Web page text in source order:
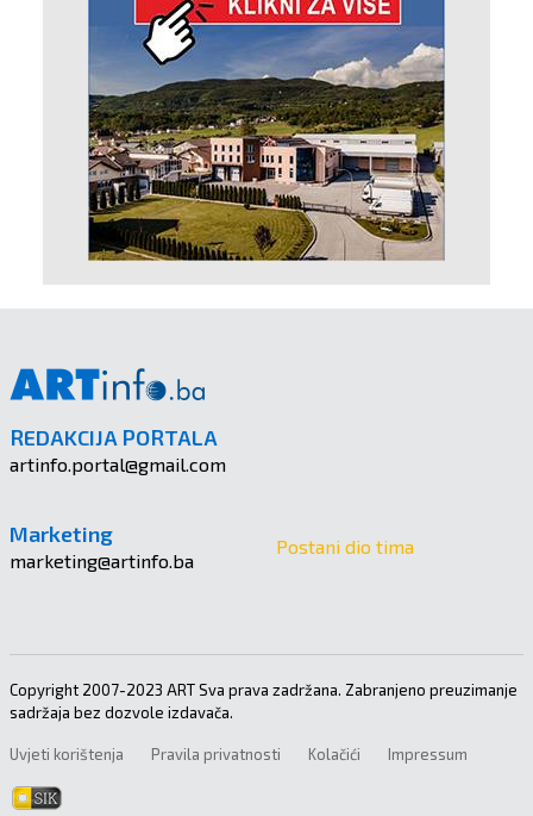
REDAKCIJA PORTALA
artinfo.portal@gmail.com
Marketing
marketing@artinfo.ba
Postani dio tima
Copyright 2007-2023 ART Sva prava zadržana. Zabranjeno preuzimanje
sadržaja bez dozvole izdavača.
Uvjeti korištenja Pravila privatnosti Kolačići Impressum